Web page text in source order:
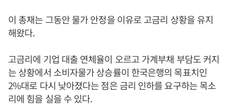
이 총재는 그동안 물가 안정을 이유로 고금리 상황을 유지
해왔다.
고금리에 기업 대출 연체율이 오르고 가계부채 부담도 커지
는 상황에서 소비자물가 상승률이 한국은행의 목표치인
2%대로 다시 낮아졌다는 점은 금리 인하를 요구하는 목소
리에 힘을 실을 수 있다.